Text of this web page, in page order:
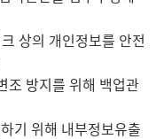
상의 개인정보를 안전
조 방지를 위해 백업관
기 위해 내부정보유출